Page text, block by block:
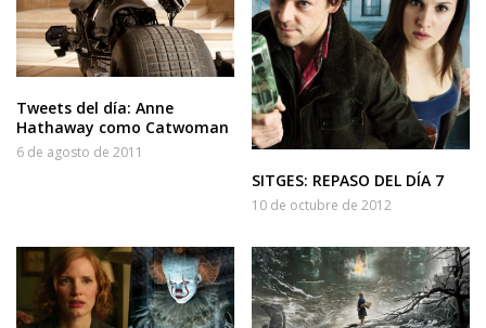
Tweets del día: Anne
Hathaway como Catwoman
6 de agosto de 2011
SITGES: REPASO DEL DÍA 7
10 de octubre de 2012